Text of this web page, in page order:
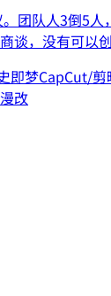
团队人3倒5人
谈，没有可以创
即梦CapCut/剪
改